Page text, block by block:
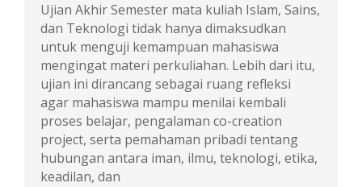
Ujian Akhir Semester mata kuliah Islam, Sains,
dan Teknologi tidak hanya dimaksudkan
untuk menguji kemampuan mahasiswa
mengingat materi perkuliahan. Lebih dari itu,
ujian ini dirancang sebagai ruang refleksi
agar mahasiswa mampu menilai kembali
proses belajar, pengalaman co-creation
project, serta pemahaman pribadi tentang
hubungan antara iman, ilmu, teknologi, etika,
keadilan, dan